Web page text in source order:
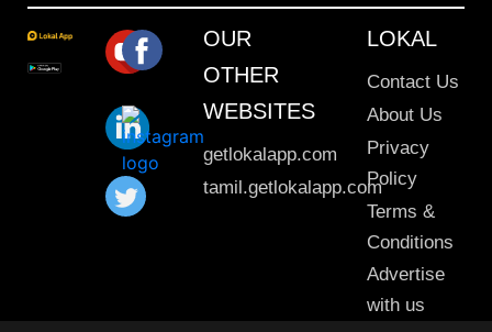
OUR
OTHER
WEBSITES
getlokalapp.com
tamil.getlokalapp.com
LOKAL
Contact Us
About Us
Privacy
Policy
Terms &
Conditions
Advertise
with us